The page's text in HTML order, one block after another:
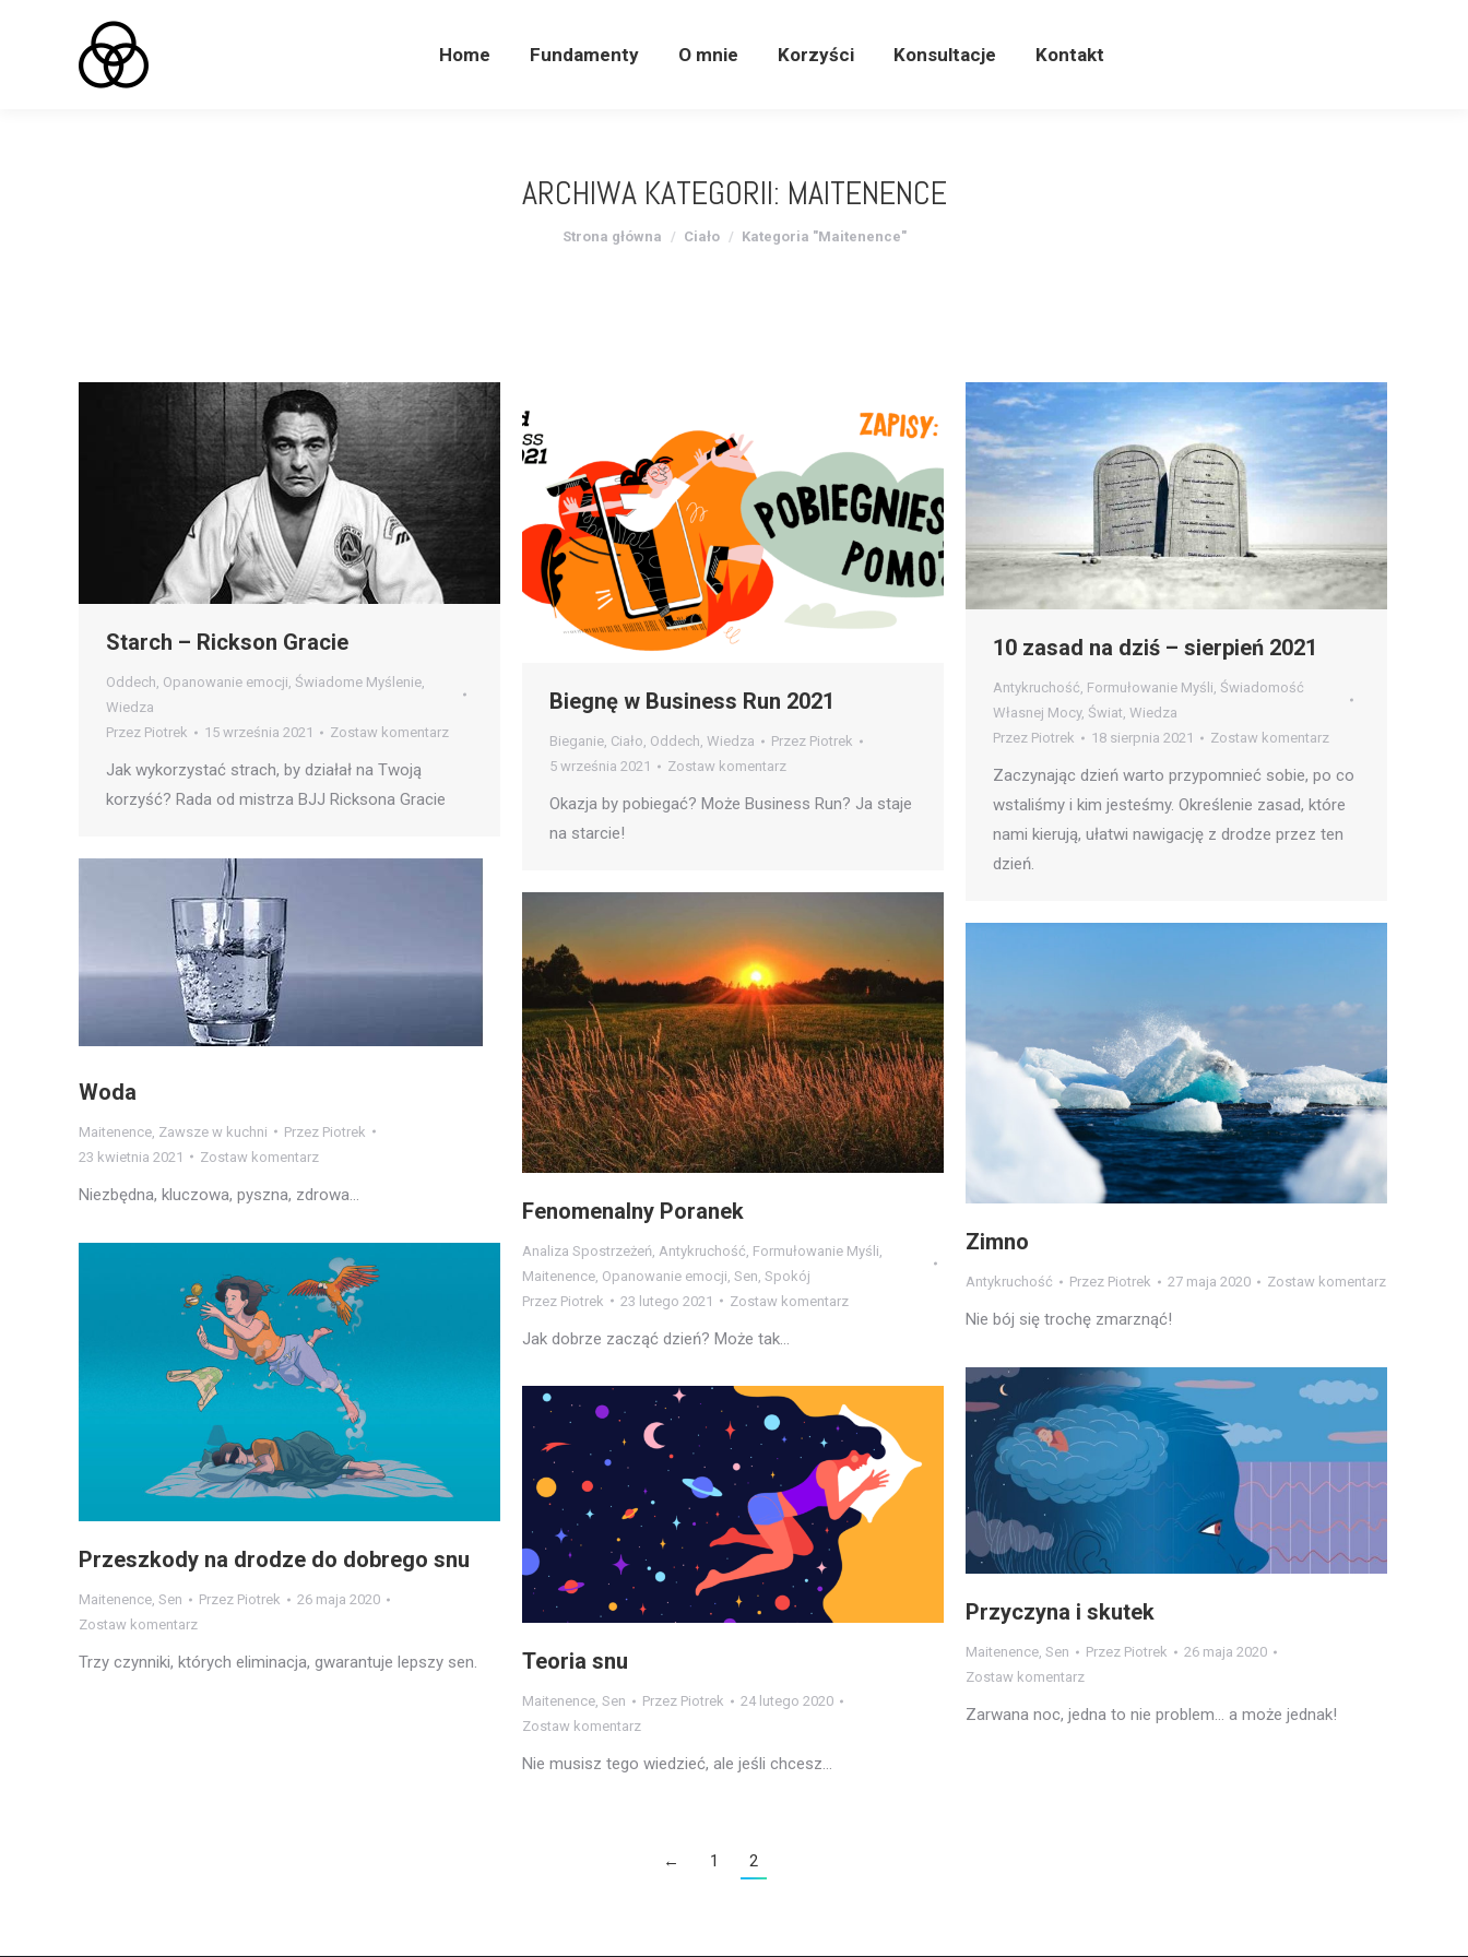
Home Fundamenty O mnie Korzyści Konsultacje Kontakt
ARCHIWA KATEGORII: MAITENENCE
Jesteś tutaj:
Strona główna Ciało Kategoria "Maitenence"
Starch – Rickson Gracie
Oddech, Opanowanie emocji, Świadome Myślenie,
Wiedza
Przez Piotrek 15 września 2021 Zostaw komentarz
Jak wykorzystać strach, by działał na Twoją
korzyść? Rada od mistrza BJJ Ricksona Gracie
Biegnę w Business Run 2021
Bieganie, Ciało, Oddech, Wiedza Przez Piotrek
5 września 2021
Zostaw komentarz
Okazja by pobiegać? Może Business Run? Ja staje
na starcie!
10 zasad na dziś – sierpień 2021
Antykruchość, Formułowanie Myśli, Świadomość
Własnej Mocy, Świat, Wiedza
Przez Piotrek 18 sierpnia 2021 Zostaw komentarz
Zaczynając dzień warto przypomnieć sobie, po co
wstaliśmy i kim jesteśmy. Określenie zasad, które
nami kierują, ułatwi nawigację z drodze przez ten
dzień.
Woda
Maitenence Zawsze w kuchni Przez Piotrek
23 kwietnia 2021
Zostaw komentarz
Niezbędna, kluczowa, pyszna, zdrowa…
Fenomenalny Poranek
Analiza Spostrzeżeń Antykruchość Formułowanie Myśli
Maitenence Opanowanie emocji Sen Spokój
Przez Piotrek 23 lutego 2021 Zostaw komentarz
Jak dobrze zacząć dzień? Może tak…
Zimno
Antykruchość Przez Piotrek 27 maja 2020 Zostaw komentarz
Nie bój się trochę zmarznąć!
Przeszkody na drodze do dobrego snu
Maitenence, Sen Przez Piotrek
26 maja 2020
Zostaw komentarz
Trzy czynniki, których eliminacja, gwarantuje lepszy sen.
Przyczyna i skutek
Maitenence, Sen Przez Piotrek
26 maja 2020
Zostaw komentarz
Zarwana noc, jedna to nie problem… a może jednak!
Teoria snu
Maitenence, Sen Przez Piotrek
24 lutego 2020
Zostaw komentarz
Nie musisz tego wiedzieć, ale jeśli chcesz…
← 1 2